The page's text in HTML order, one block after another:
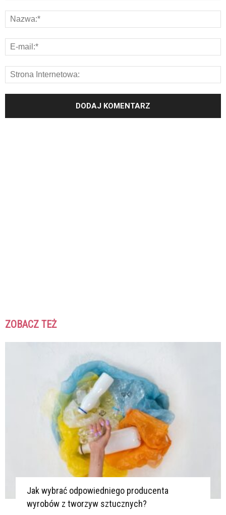
ZOBACZ TEŻ
Jak wybrać odpowiedniego producenta
wyrobów z tworzyw sztucznych?